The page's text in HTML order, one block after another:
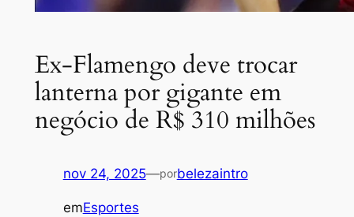
Ex-Flamengo deve trocar
lanterna por gigante em
negócio de R$ 310 milhões
nov 24, 2025—porbelezaintro
emEsportes